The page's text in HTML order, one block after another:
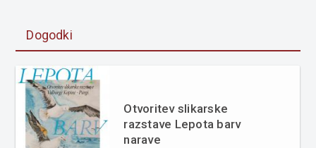
Dogodki
Otvoritev slikarske
razstave Lepota barv
narave